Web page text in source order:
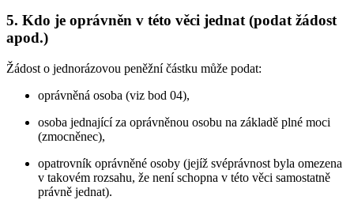
5. Kdo je oprávněn v této věci jednat (podat žádost
apod.)
Žádost o jednorázovou peněžní částku může podat:
oprávněná osoba (viz bod 04),
osoba jednající za oprávněnou osobu na základě plné moci
(zmocněnec),
opatrovník oprávněné osoby (jejíž svéprávnost byla omezena
v takovém rozsahu, že není schopna v této věci samostatně
právně jednat).